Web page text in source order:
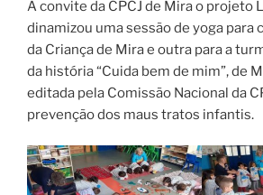
A convite da CPCJ de Mira o projeto
dinamizou uma sessão de yoga para
da Criança de Mira e outra para a
da história “Cuida bem de mim”, de
editada pela Comissão Nacional da
prevenção dos maus tratos infantis.